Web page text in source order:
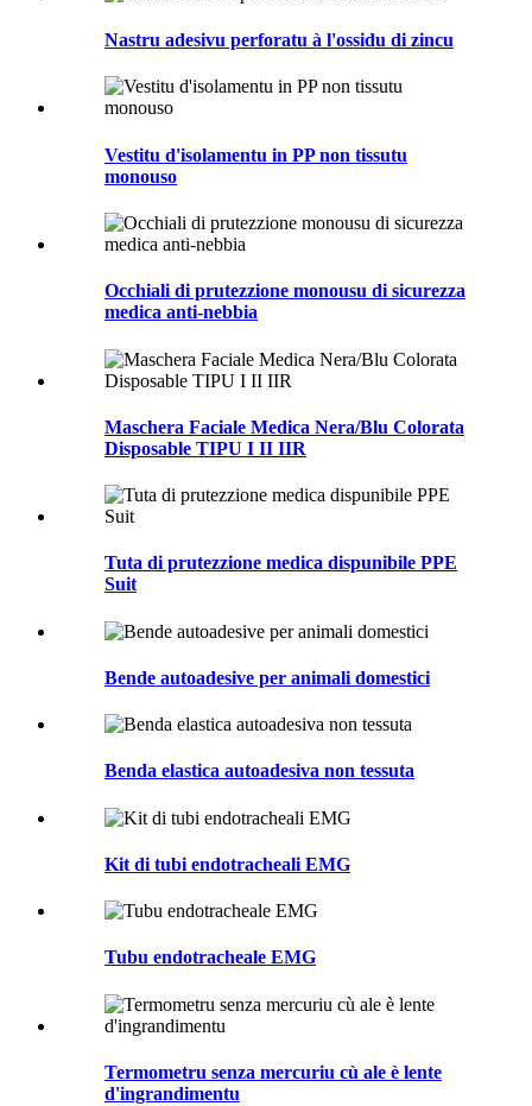
Nastru adesivu perforatu à l'ossidu di zincu
Vestitu d'isolamentu in PP non tissutu
monouso
Occhiali di prutezzione monousu di sicurezza
medica anti-nebbia
Maschera Faciale Medica Nera/Blu Colorata
Disposable TIPU I II IIR
Tuta di prutezzione medica dispunibile PPE
Suit
Bende autoadesive per animali domestici
Benda elastica autoadesiva non tessuta
Kit di tubi endotracheali EMG
Tubu endotracheale EMG
Termometru senza mercuriu cù ale è lente
d'ingrandimentu